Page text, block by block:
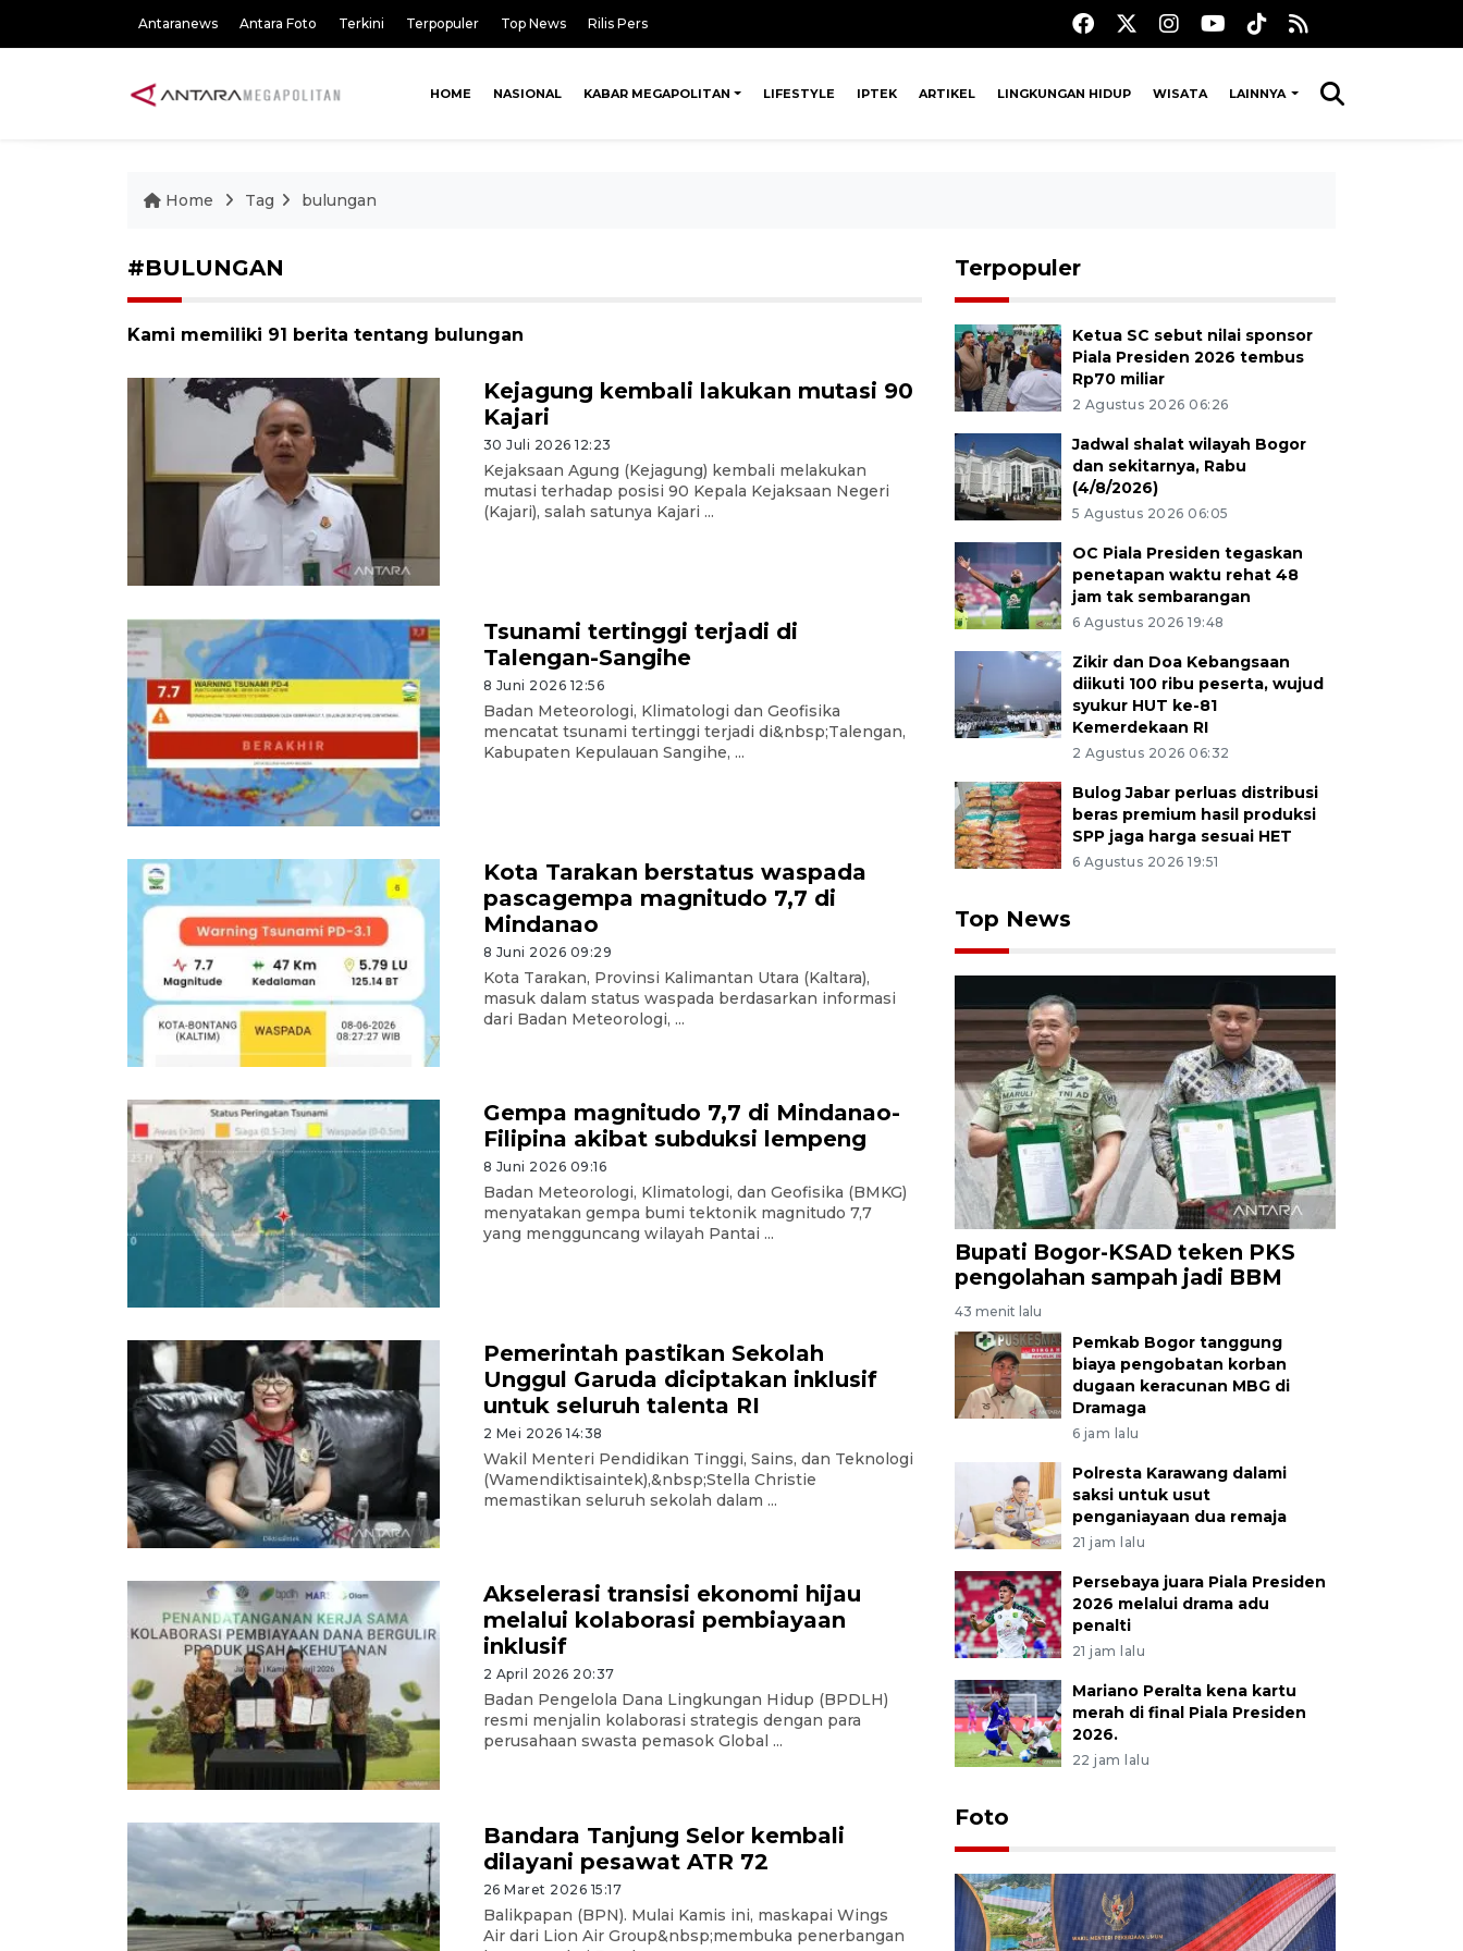
Antaranews Antara Foto Terkini Terpopuler Top News Rilis Pers
HOME NASIONAL KABAR MEGAPOLITAN LIFESTYLE IPTEK ARTIKEL LINGKUNGAN HIDUP WISATA LAINNYA
Home Tag bulungan
#BULUNGAN
Kami memiliki 91 berita tentang bulungan
Kejagung kembali lakukan mutasi 90
Kajari
30 Juli 2026 12:23
Kejaksaan Agung (Kejagung) kembali melakukan
mutasi terhadap posisi 90 Kepala Kejaksaan Negeri
(Kajari), salah satunya Kajari ...
Tsunami tertinggi terjadi di
Talengan-Sangihe
8 Juni 2026 12:56
Badan Meteorologi, Klimatologi dan Geofisika
mencatat tsunami tertinggi terjadi di&nbsp;Talengan,
Kabupaten Kepulauan Sangihe, ...
Kota Tarakan berstatus waspada
pascagempa magnitudo 7,7 di
Mindanao
8 Juni 2026 09:29
Kota Tarakan, Provinsi Kalimantan Utara (Kaltara),
masuk dalam status waspada berdasarkan informasi
dari Badan Meteorologi, ...
Gempa magnitudo 7,7 di Mindanao-
Filipina akibat subduksi lempeng
8 Juni 2026 09:16
Badan Meteorologi, Klimatologi, dan Geofisika (BMKG)
menyatakan gempa bumi tektonik magnitudo 7,7
yang mengguncang wilayah Pantai ...
Pemerintah pastikan Sekolah
Unggul Garuda diciptakan inklusif
untuk seluruh talenta RI
2 Mei 2026 14:38
Wakil Menteri Pendidikan Tinggi, Sains, dan Teknologi
(Wamendiktisaintek),&nbsp;Stella Christie
memastikan seluruh sekolah dalam ...
Akselerasi transisi ekonomi hijau
melalui kolaborasi pembiayaan
inklusif
2 April 2026 20:37
Badan Pengelola Dana Lingkungan Hidup (BPDLH)
resmi menjalin kolaborasi strategis dengan para
perusahaan swasta pemasok Global ...
Bandara Tanjung Selor kembali
dilayani pesawat ATR 72
26 Maret 2026 15:17
Balikpapan (BPN). Mulai Kamis ini, maskapai Wings
Air dari Lion Air Group&nbsp;membuka penerbangan
Terpopuler
Ketua SC sebut nilai sponsor
Piala Presiden 2026 tembus
Rp70 miliar
2 Agustus 2026 06:26
Jadwal shalat wilayah Bogor
dan sekitarnya, Rabu
(4/8/2026)
5 Agustus 2026 06:05
OC Piala Presiden tegaskan
penetapan waktu rehat 48
jam tak sembarangan
6 Agustus 2026 19:48
Zikir dan Doa Kebangsaan
diikuti 100 ribu peserta, wujud
syukur HUT ke-81
Kemerdekaan RI
2 Agustus 2026 06:32
Bulog Jabar perluas distribusi
beras premium hasil produksi
SPP jaga harga sesuai HET
6 Agustus 2026 19:51
Top News
Bupati Bogor-KSAD teken PKS
pengolahan sampah jadi BBM
43 menit lalu
Pemkab Bogor tanggung
biaya pengobatan korban
dugaan keracunan MBG di
Dramaga
6 jam lalu
Polresta Karawang dalami
saksi untuk usut
penganiayaan dua remaja
21 jam lalu
Persebaya juara Piala Presiden
2026 melalui drama adu
penalti
21 jam lalu
Mariano Peralta kena kartu
merah di final Piala Presiden
2026.
22 jam lalu
Foto